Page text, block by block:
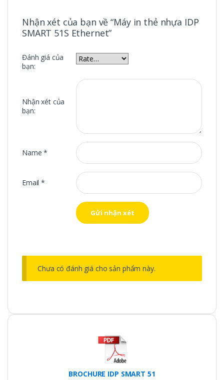
Nhận xét của bạn về “Máy in thẻ nhựa IDP
SMART 51S Ethernet”
Đánh giá của
bạn:
Nhận xét của
bạn:
Name*
Email*
Chưa có đánh giá cho sản phẩm này.
BROCHURE IDP SMART 51